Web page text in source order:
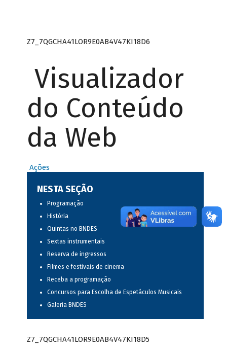
Z7_7QGCHA41LOR9E0AB4V47KI18D6
Visualizador
do Conteúdo
da Web
Ações
NESTA SEÇÃO
Programação
História
Quintas no BNDES
Sextas instrumentais
Reserva de ingressos
Filmes e festivais de cinema
Receba a programação
Concursos para Escolha de Espetáculos Musicais
Galeria BNDES
Z7_7QGCHA41LOR9E0AB4V47KI18D5